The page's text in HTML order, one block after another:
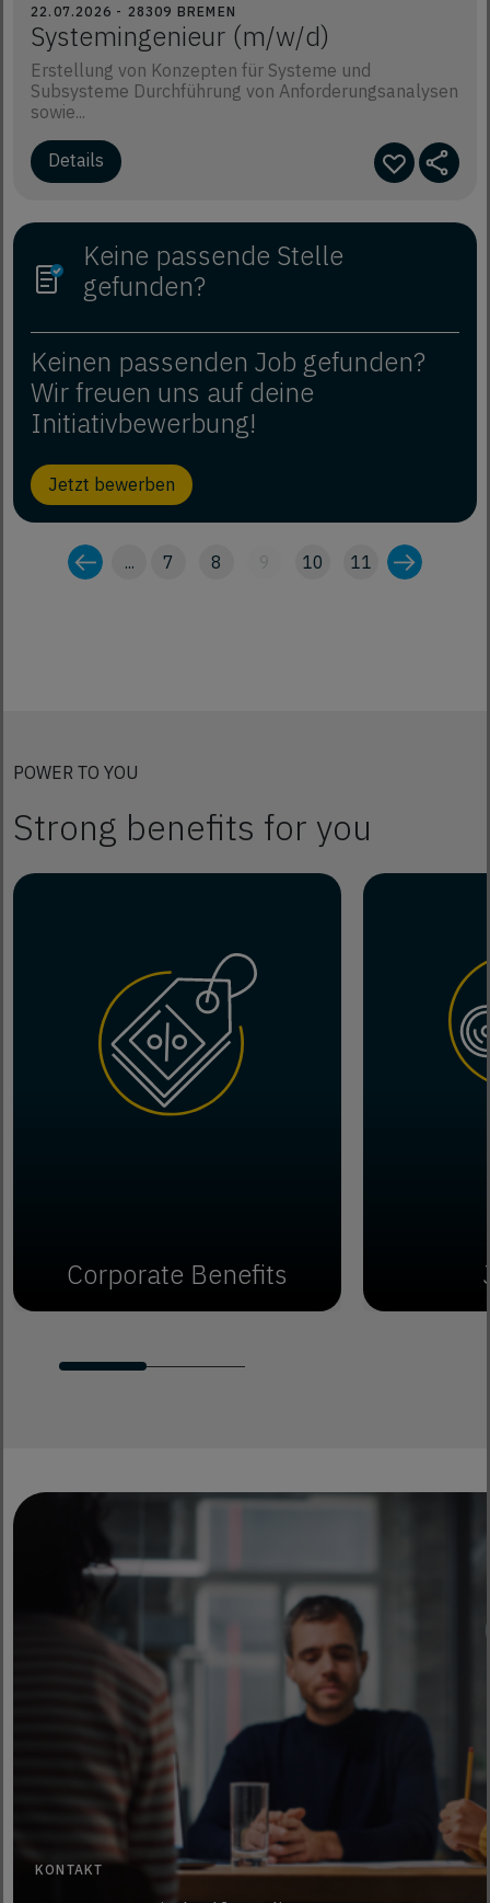
22.07.2026 - 28309 BREMEN
Systemingenieur (m/w/d)
Erstellung von Konzepten für Systeme und
Subsysteme Durchführung von Anforderungsanalysen
sowie...
Details
Keine passende Stelle
gefunden?
Keinen passenden Job gefunden?
Wir freuen uns auf deine
Initiativbewerbung!
Jetzt bewerben
... 7 8 9 10 11
POWER TO YOU
Strong benefits for you
Corporate Benefits
KONTAKT